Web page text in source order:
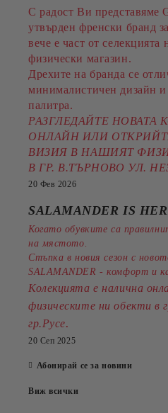
С радост Ви
утвърден френски бранд
вече е част от
физически магазин.
Дрехите на бранда се
минималистичен дизайн
палитра.
РАЗГЛЕДАЙТЕ НОВАТА
ОНЛАЙН ИЛИ
ВИЗИЯ В НАШИЯТ
В ГР. В.ТЪРНОВО УЛ.
20 Фев 2026
SALAMANDER IS
Когато обувките са
на мястото.
Стъпка в новия сезон с
SALAMANDER - комфорт и
Колекцията е налична
физическите ни обекти в
гр.Русе.
20 Сеп 2025
Абонирай се за новини
Виж всички